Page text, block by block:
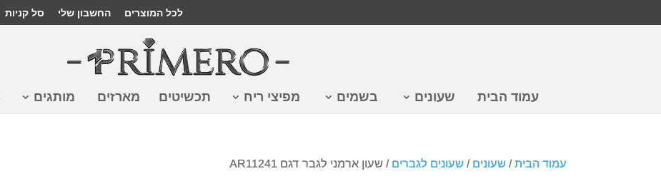
לכל המוצרים החשבון שלי סל קניות
עמוד הבית שעונים בשמים מפיצי ריח תכשיטים מארזים מותגים
עמוד הבית/ שעונים / שעונים לגברים / שעון ארמני לגבר דגם AR11241